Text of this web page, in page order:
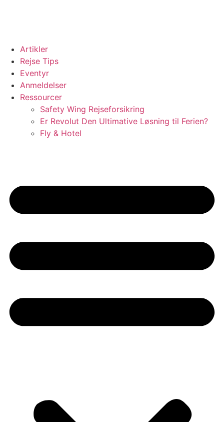
Artikler
Rejse Tips
Eventyr
Anmeldelser
Ressourcer
Safety Wing Rejseforsikring
Er Revolut Den Ultimative Løsning til Ferien?
Fly & Hotel